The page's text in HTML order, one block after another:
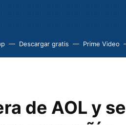
Descargar gratis Prime Video
de AOL y se